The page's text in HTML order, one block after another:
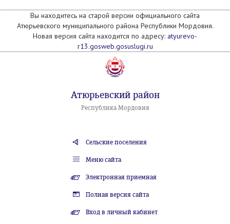
Вы находитесь на старой версии официального сайта
Атюрьевского муниципального района Республики Мордовия.
Новая версия сайта находится по адресу: atyurevo-
r13.gosweb.gosuslugi.ru
Атюрьевский район
Республика Мордовия
Сельские поселения
Меню сайта
Электронная приемная
Полная версия сайта
Вход в личный кабинет